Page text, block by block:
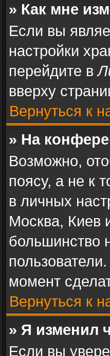
» Как мне
Если вы
настройки
перейдите в
вверху
Вернуться к
» На
Возможно,
поясу, а не к
в личных
Москва, Киев
большинство
момент
Вернуться к
» Я изменил
Если вы